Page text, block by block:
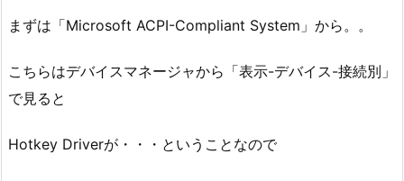
まずは「Microsoft ACPI-Compliant System」から。。
こちらはデバイスマネージャから「表示-デバイス-接続別」
で見ると
Hotkey Driverが・・・ということなので